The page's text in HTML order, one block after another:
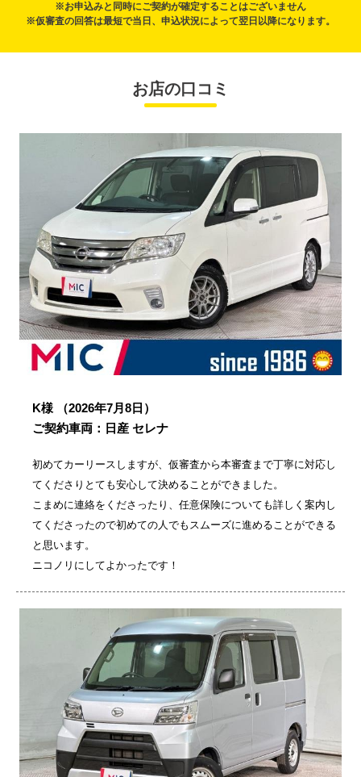
※お申込みと同時にご契約が確定することはございません
※仮審査の回答は最短で当日、申込状況によって翌日以降になります。
お店の口コミ
K様
（2026年7月8日）
ご契約車両：日産 セレナ
初めてカーリースしますが、仮審査から本審査まで丁寧に対応し
てくださりとても安心して決めることができました。
こまめに連絡をくださったり、任意保険についても詳しく案内し
てくださったので初めての人でもスムーズに進めることができる
と思います。
ニコノリにしてよかったです！